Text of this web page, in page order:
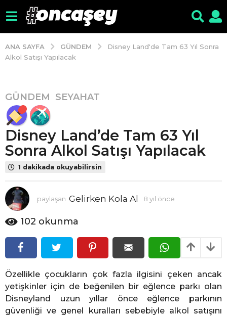
ANA SAYFA GÜNDEM
Disney Land'de Tam 63 Yıl Sonra
Alkol Satışı Yapılacak
8
y
ı
ö
n
c
8
y
ı
n
c
e
GÜNDEM ,SEYAHAT
Disney Land’de Tam 63 Yıl
Sonra Alkol Satışı Yapılacak
1 dakikada okuyabilirsin
paylaşan Gelirken Kola Al 8 yıl önce
ö
c
102 okunma
Özellikle çocukların çok fazla ilgisini çeken ancak
yetişkinler için de beğenilen bir eğlence parkı olan
Disneyland uzun yıllar önce eğlence parkının
güvenliği ve genel kuralları sebebiyle alkol satışını